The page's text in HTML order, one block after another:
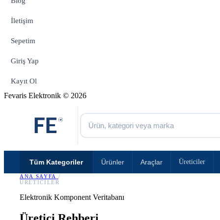
İletişim
Sepetim
Giriş Yap
Kayıt Ol
Fevaris Elektronik © 2026
Tüm Kategoriler Ürünler Araçlar Üreticiler
ANA SAYFA /
ÜRETICILER
Elektronik Komponent Veritabanı